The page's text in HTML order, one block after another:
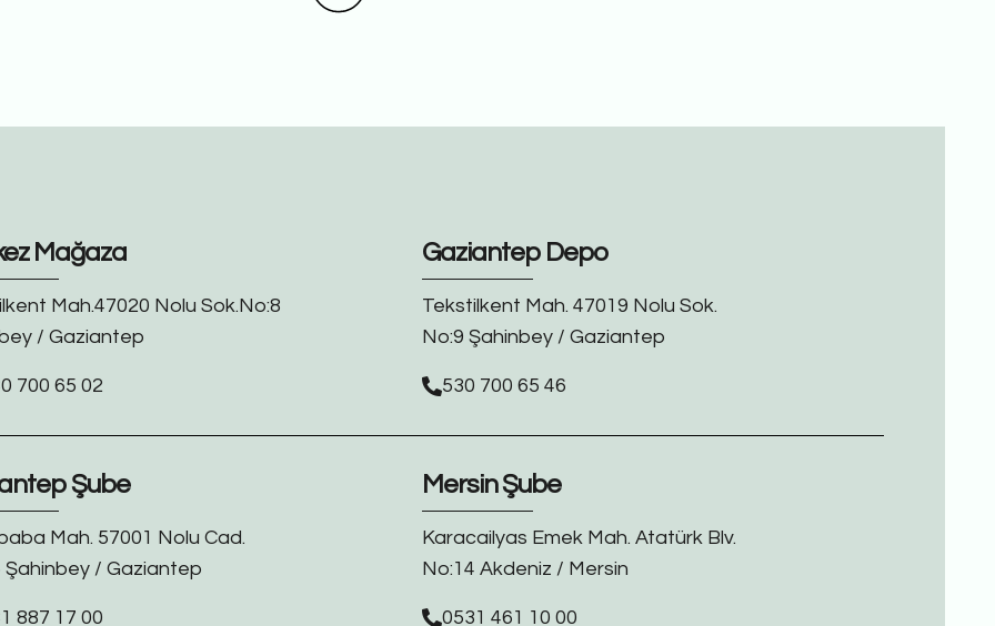
Mağaza
Mah.47020 Nolu Sok.No:8
/ Gaziantep
700 65 02
Gaziantep Depo
Tekstilkent Mah. 47019 Nolu Sok.
No:9 Şahinbey / Gaziantep
530 700 65 46
Şube
Mah. 57001 Nolu Cad.
Şahinbey / Gaziantep
887 17 00
Mersin Şube
Karacailyas Emek Mah. Atatürk Blv.
No:14 Akdeniz / Mersin
0531 461 10 00